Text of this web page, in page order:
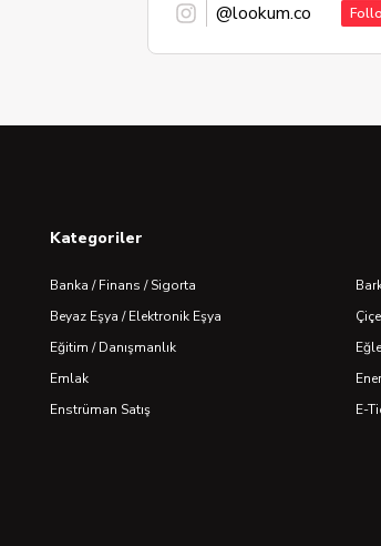
@lookum.co
Kategoriler
Banka / Finans / Sigorta
Beyaz Eşya / Elektronik Eşya
Eğitim / Danışmanlık
Emlak
Enstrüman Satış
E-